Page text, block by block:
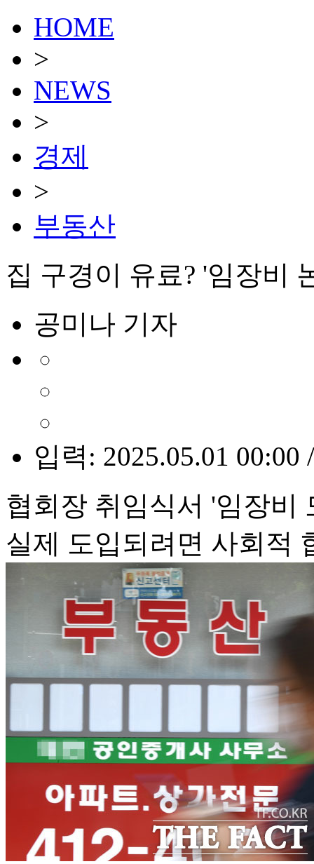
HOME
>
NEWS
>
경제
>
부동산
집 구경이 유료? '임장비
공미나 기자
입력: 2025.05.01 00:00
협회장 취임식서 '임장비
실제 도입되려면 사회적